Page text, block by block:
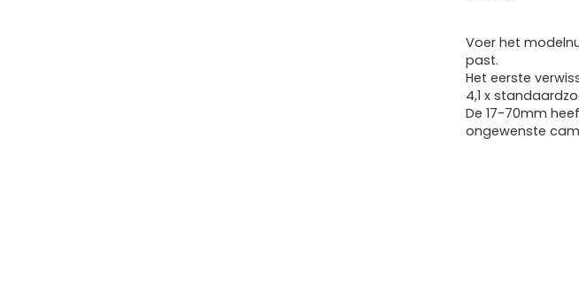
Voer het
past.
Het eerste
4,1 x
De 17-70mm
ongewenste